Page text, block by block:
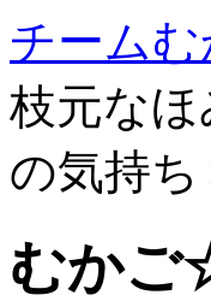
チーム
枝元な
の気持
むかご